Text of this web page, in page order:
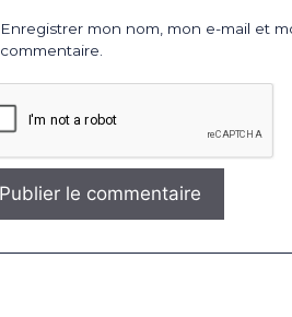
Enregistrer mon nom, mon e-mail et
commentaire.